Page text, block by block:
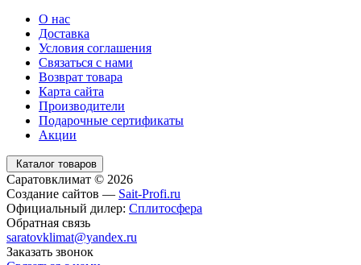
О нас
Доставка
Условия соглашения
Связаться с нами
Возврат товара
Карта сайта
Производители
Подарочные сертификаты
Акции
Каталог товаров
Саратовклимат © 2026
Создание сайтов — Sait-Profi.ru
Официальный дилер: Сплитосфера
Обратная связь
saratovklimat@yandex.ru
Заказать звонок